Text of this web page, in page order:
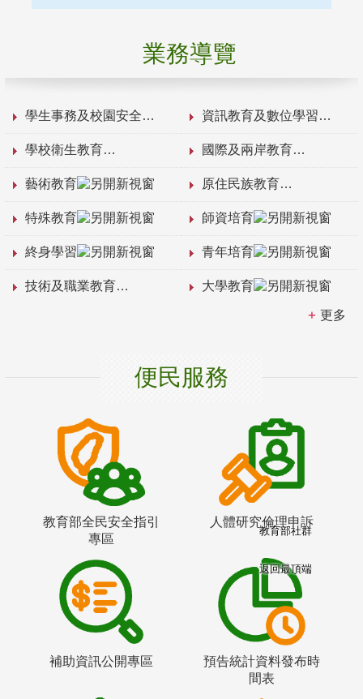
業務導覽
學生事務及校園安全 資訊教育及數位學習
學校衛生教育 國際及兩岸教育
藝術教育 原住民族教育
特殊教育 師資培育
終身學習 青年培育
技術及職業教育 大學教育
更多
便民服務
教育部全民安全指引
專區
人體研究倫理申訴
補助資訊公開專區
預告統計資料發布時
間表
教育部社群
返回最頂端